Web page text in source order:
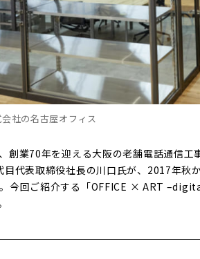
社の名古屋オフィス
創業70年を迎える大阪の老舗電話通信
目代表取締役社長の川口氏が、2017年秋
今回ご紹介する「OFFICE × ART